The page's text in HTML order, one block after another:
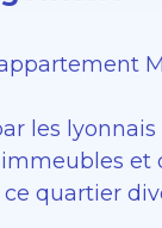
les
immeubles
quartier